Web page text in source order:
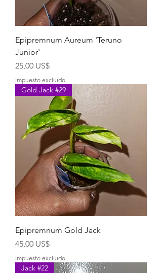
Epipremnum Aureum 'Teruno
Junior'
Precio
25,00 US$
Impuesto excluido
Gold Jack #29
Epipremnum Gold Jack
Precio
45,00 US$
Impuesto excluido
Jack #22